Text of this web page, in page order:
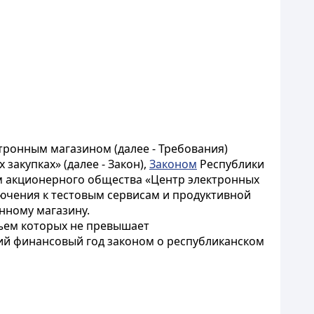
магазином (далее - Требования)
(далее - Закон), Законом Республики
общества «Центр электронных
к тестовым сервисам и продуктивной
магазину.
которых не превышает
финансовый год законом о республиканском